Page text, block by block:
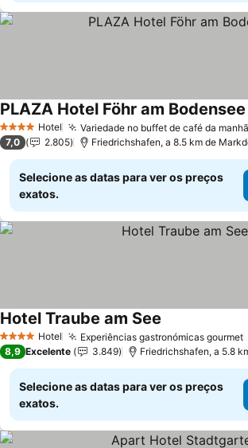
4 EstrelasHotel Variedade no buffet de café da manhã
PLAZA Hotel Föhr am Bodensee
7,0 2.805 Friedrichshafen, a 8.5 km de
Selecione as datas para ver os preços
exatos.
4 EstrelasHotel Experiências gastronómicas gourmet
Hotel Traube am See
8,9 Excelente 3.849 Friedrichshafen, a 5.8
Selecione as datas para ver os preços
exatos.